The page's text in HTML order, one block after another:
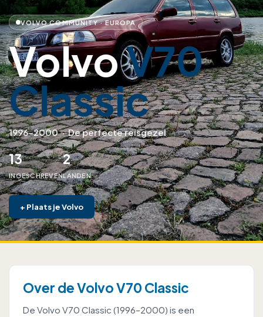
VOLVO COMMUNITY · EUROPA
VolvoV70
Classic
1996–2000·De perfecte reisgezel
13
INGESCHREVEN
2
LANDEN
+ Plaats je Volvo
Over de Volvo V70 Classic
De Volvo V70 Classic (1996–2000) is een